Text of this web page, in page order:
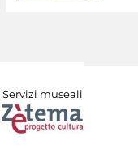
Servizi museali